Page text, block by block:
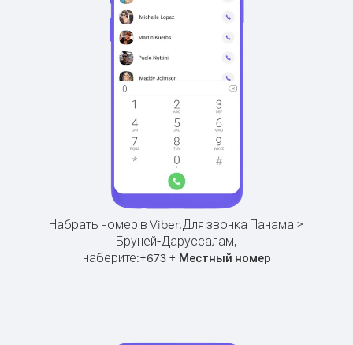
Набрать номер в Viber.Для звонка Панама >
Бруней-Даруссалам,
наберите:+673+ Местный номер